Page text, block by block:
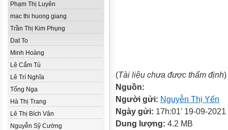
Phạm Thị Luyên
mac thi huong giang
Trần Thị Kim Phụng
Dat To
Minh Hoàng
Lê Cẩm Tú
Lê Trí Nghĩa
Tống Nga
Hà Thị Trang
Lê Thị Bích Vân
Nguyễn Sỹ Cường
(Tài liệu chưa được thẩm định)
Nguồn:
Người gửi: Nguyễn Thị Yến
Ngày gửi: 17h:01' 19-09-2021
Dung lượng: 4.2 MB